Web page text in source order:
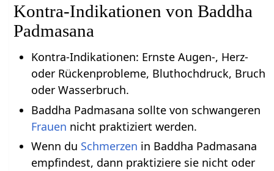
Kontra-Indikationen von Baddha
Padmasana
Kontra-Indikationen: Ernste Augen-, Herz-
oder Rückenprobleme, Bluthochdruck, Bruch
oder Wasserbruch.
Baddha Padmasana sollte von schwangeren
Frauen nicht praktiziert werden.
Wenn du Schmerzen in Baddha Padmasana
empfindest, dann praktiziere sie nicht oder